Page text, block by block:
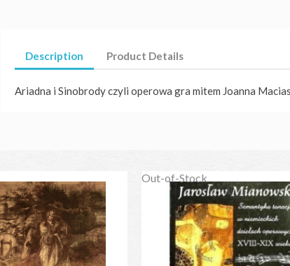
Description Product Details
Ariadna i Sinobrody czyli operowa gra mitem Joanna
Out-of-Stock